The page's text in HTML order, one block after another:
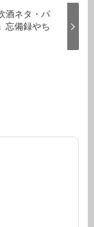
酒ネタ・パ
忘備録やち